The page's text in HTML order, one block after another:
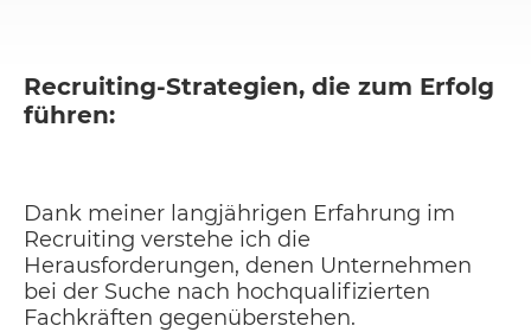
Recruiting-Strategien, die zum Erfolg
führen:
Dank meiner langjährigen Erfahrung im
Recruiting verstehe ich die
Herausforderungen, denen Unternehmen
bei der Suche nach hochqualifizierten
Fachkräften gegenüberstehen.